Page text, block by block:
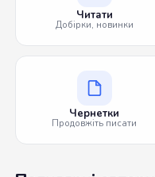
Читати
Добірки, новинки
Чернетки
Продовжіть писати